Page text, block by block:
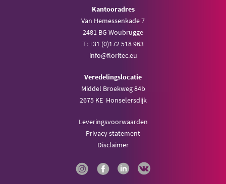
Kantooradres
Van Hemessenkade 7
2481 BG Woubrugge
T: +31 (0)172 518 963
info@floritec.eu
Veredelingslocatie
Middel Broekweg 84b
2675 KE Honselersdijk
Leveringsvoorwaarden
Privacy statement
Disclaimer